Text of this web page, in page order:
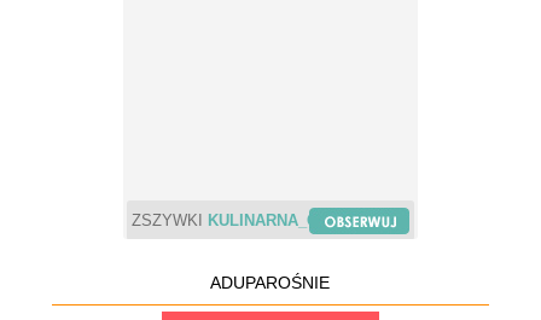
ZSZYWKI KULINARNA_CHWILA
ADUPAROŚNIE